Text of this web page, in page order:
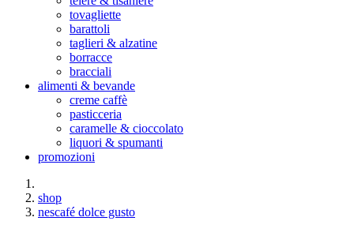
tovagliette
barattoli
taglieri & alzatine
borracce
bracciali
alimenti & bevande
creme caffè
pasticceria
caramelle & cioccolato
liquori & spumanti
promozioni
shop
nescafé dolce gusto